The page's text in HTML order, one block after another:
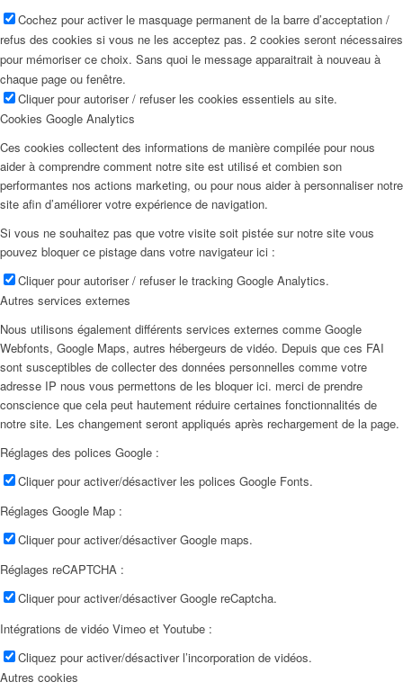
Cochez pour activer le masquage permanent de la barre d’acceptation /
refus des cookies si vous ne les acceptez pas. 2 cookies seront nécessaires
pour mémoriser ce choix. Sans quoi le message apparaitrait à nouveau à
chaque page ou fenêtre.
Cliquer pour autoriser / refuser les cookies essentiels au site.
Cookies Google Analytics
Ces cookies collectent des informations de manière compilée pour nous
aider à comprendre comment notre site est utilisé et combien son
performantes nos actions marketing, ou pour nous aider à personnaliser notre
site afin d’améliorer votre expérience de navigation.
Si vous ne souhaitez pas que votre visite soit pistée sur notre site vous
pouvez bloquer ce pistage dans votre navigateur ici :
Cliquer pour autoriser / refuser le tracking Google Analytics.
Autres services externes
Nous utilisons également différents services externes comme Google
Webfonts, Google Maps, autres hébergeurs de vidéo. Depuis que ces FAI
sont susceptibles de collecter des données personnelles comme votre
adresse IP nous vous permettons de les bloquer ici. merci de prendre
conscience que cela peut hautement réduire certaines fonctionnalités de
notre site. Les changement seront appliqués après rechargement de la page.
Réglages des polices Google :
Cliquer pour activer/désactiver les polices Google Fonts.
Réglages Google Map :
Cliquer pour activer/désactiver Google maps.
Réglages reCAPTCHA :
Cliquer pour activer/désactiver Google reCaptcha.
Intégrations de vidéo Vimeo et Youtube :
Cliquez pour activer/désactiver l’incorporation de vidéos.
Autres cookies